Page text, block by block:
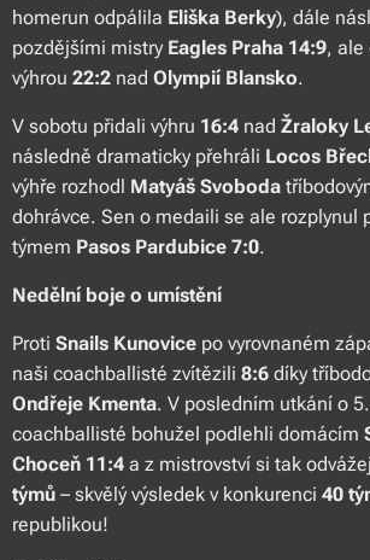
homerun odpálila Eliška Berky), dále
pozdějšími mistry Eagles Praha 14:9, ale
výhrou 22:2 nad Olympií Blansko.
V sobotu přidali výhru 16:4 nad Žraloky
následně dramaticky přehráli Locos
výhře rozhodl Matyáš Svoboda
dohrávce. Sen o medaili se ale rozplynul
týmem Pasos Pardubice 7:0.
Nedělní boje o umístění
Proti Snails Kunovice po vyrovnaném
naši coachballisté zvítězili 8:6 díky
Ondřeje Kmenta. V posledním utkání o
coachballisté bohužel podlehli domácím
Choceň 11:4 a z mistrovství si tak
týmů – skvělý výsledek v konkurenci 40
republikou!